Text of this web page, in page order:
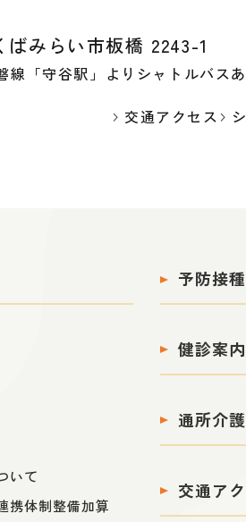
ばみらい市板橋 2243-1
「守谷駅」よりシャトルバスあ
交通アクセス
いて
携体制整備加算
予防接種
健診案内
通所介
交通ア